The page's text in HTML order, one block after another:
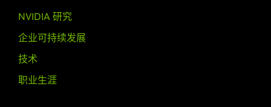
NVIDIA 研究
企业可持续发展
技术
职业生涯